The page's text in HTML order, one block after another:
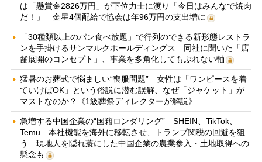
は「懸賞金2826万円」が下位力士に渡り「今日はみんなで焼肉
だ！」 金星4個配給で協会は年96万円の支出増に
「30種類以上のパン食べ放題」で行列のできる新形態レストラ
ンを手掛けるサンマルクホールディングス 同社に聞いた「店
舗展開のコンセプト」、事業を多角化してもぶれない軸
猛暑のお葬式で悩ましい“喪服問題” 女性は「ワンピースを着
ていけばOK」という俗説に潜む誤解、なぜ「ジャケット」が
マストなのか？《1級葬祭ディレクターが解説》
急増する中国企業の“国籍ロンダリング” SHEIN、TikTok、
Temu…本社機能を海外に移転させ、トランプ関税の回避を狙
う 現地人を隠れ蓑にした中国企業の農業参入・土地取得への
懸念も